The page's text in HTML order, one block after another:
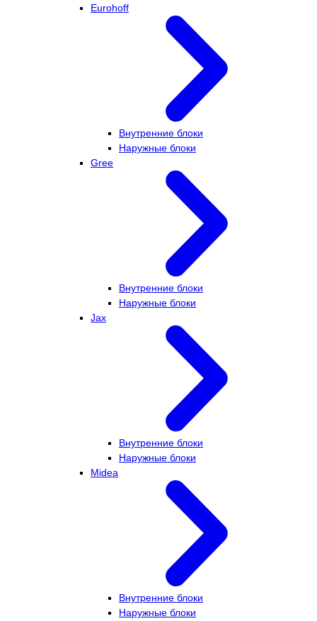
Eurohoff
Внутренние блоки
Наружные блоки
Gree
Внутренние блоки
Наружные блоки
Jax
Внутренние блоки
Наружные блоки
Midea
Внутренние блоки
Наружные блоки